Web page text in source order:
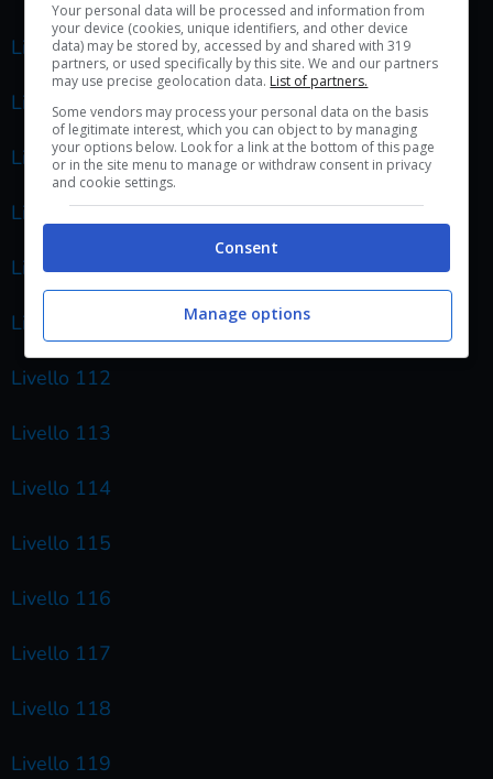
Livello 106
Livello 107
Livello 108
Livello 109
Livello 110
Livello 111
Livello 112
Livello 113
Livello 114
Livello 115
Livello 116
Livello 117
Livello 118
Livello 119
Your personal data will be processed and information from
your device (cookies, unique identifiers, and other device
data) may be stored by, accessed by and shared with 319
partners, or used specifically by this site. We and our partners
may use precise geolocation data. List of partners.
Some vendors may process your personal data on the basis
of legitimate interest, which you can object to by managing
your options below. Look for a link at the bottom of this page
or in the site menu to manage or withdraw consent in privacy
and cookie settings.
Consent
Manage options